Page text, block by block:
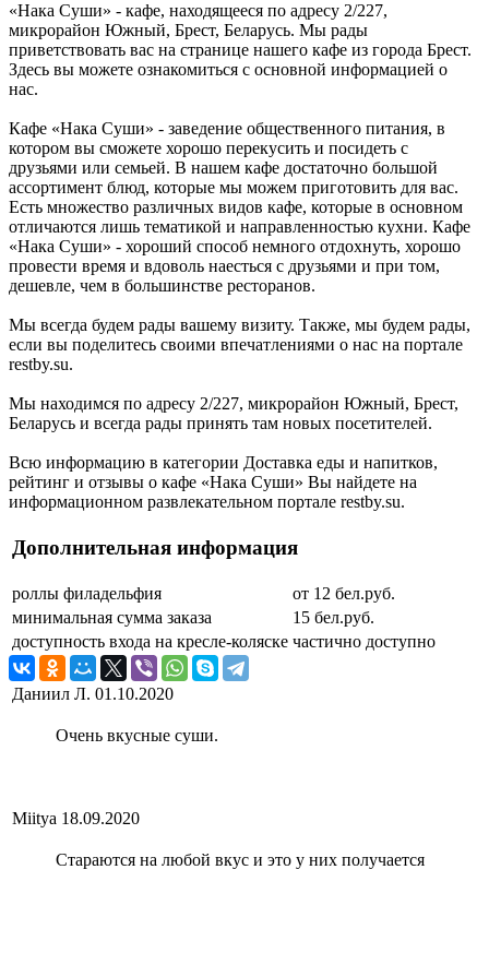
«Нака Суши» - кафе, находящееся по адресу 2/227,
микрорайон Южный, Брест, Беларусь. Мы рады
приветствовать вас на странице нашего кафе из города Брест.
Здесь вы можете ознакомиться с основной информацией о
нас.
Кафе «Нака Суши» - заведение общественного питания, в
котором вы сможете хорошо перекусить и посидеть с
друзьями или семьей. В нашем кафе достаточно большой
ассортимент блюд, которые мы можем приготовить для вас.
Есть множество различных видов кафе, которые в основном
отличаются лишь тематикой и направленностью кухни. Кафе
«Нака Суши» - хороший способ немного отдохнуть, хорошо
провести время и вдоволь наесться с друзьями и при том,
дешевле, чем в большинстве ресторанов.
Мы всегда будем рады вашему визиту. Также, мы будем рады,
если вы поделитесь своими впечатлениями о нас на портале
restby.su.
Мы находимся по адресу 2/227, микрорайон Южный, Брест,
Беларусь и всегда рады принять там новых посетителей.
Всю информацию в категории Доставка еды и напитков,
рейтинг и отзывы о кафе «Нака Суши» Вы найдете на
информационном развлекательном портале restby.su.
Дополнительная информация
роллы филадельфия
от 12 бел.руб.
минимальная сумма заказа
15 бел.руб.
доступность входа на кресле-коляске частично доступно
Даниил Л. 01.10.2020
Очень вкусные суши.
Miitya 18.09.2020
Стараются на любой вкус и это у них получается